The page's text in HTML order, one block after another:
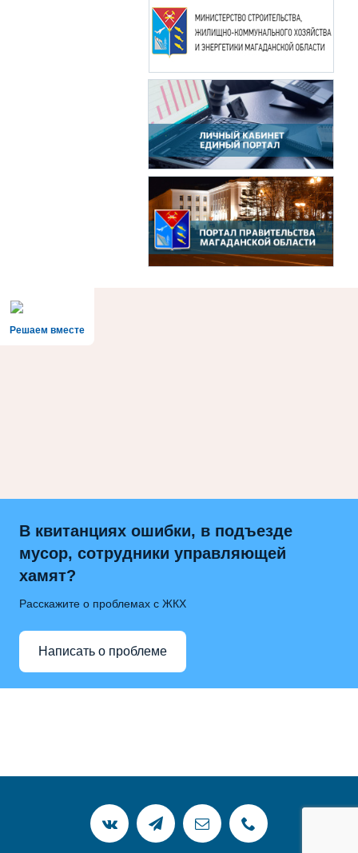
Решаем вместе
В квитанциях ошибки, в подъезде
мусор, сотрудники управляющей
хамят?
Расскажите о проблемах с ЖКХ
Написать о проблеме